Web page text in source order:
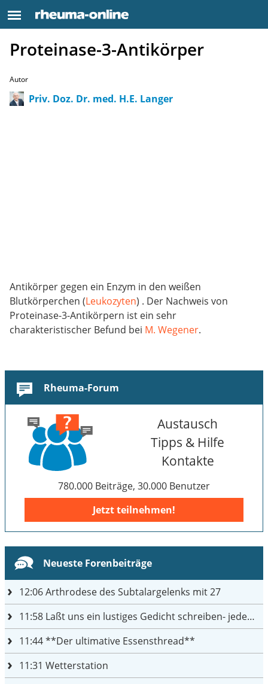
Proteinase-3-Antikörper
Autor
Priv. Doz. Dr. med. H.E. Langer
Antikörper gegen ein Enzym in den weißen
Blutkörperchen (Leukozyten) . Der Nachweis von
Proteinase-3-Antikörpern ist ein sehr
charakteristischer Befund bei M. Wegener.
Rheuma-Forum
Austausch
Tipps & Hilfe
Kontakte
780.000 Beiträge, 30.000 Benutzer
Jetzt teilnehmen!
Neueste Forenbeiträge
12:06Arthrodese des Subtalargelenks mit 27
11:58 Laßt uns ein lustiges Gedicht schreiben- jeder einen Satz
11:44**Der ultimative Essensthread**
11:31 Wetterstation